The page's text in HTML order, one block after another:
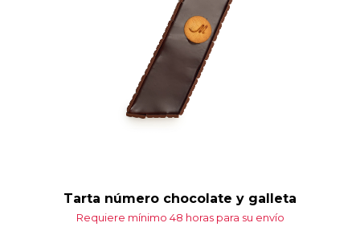
Tarta número chocolate y galleta
Requiere mínimo 48 horas para su envío